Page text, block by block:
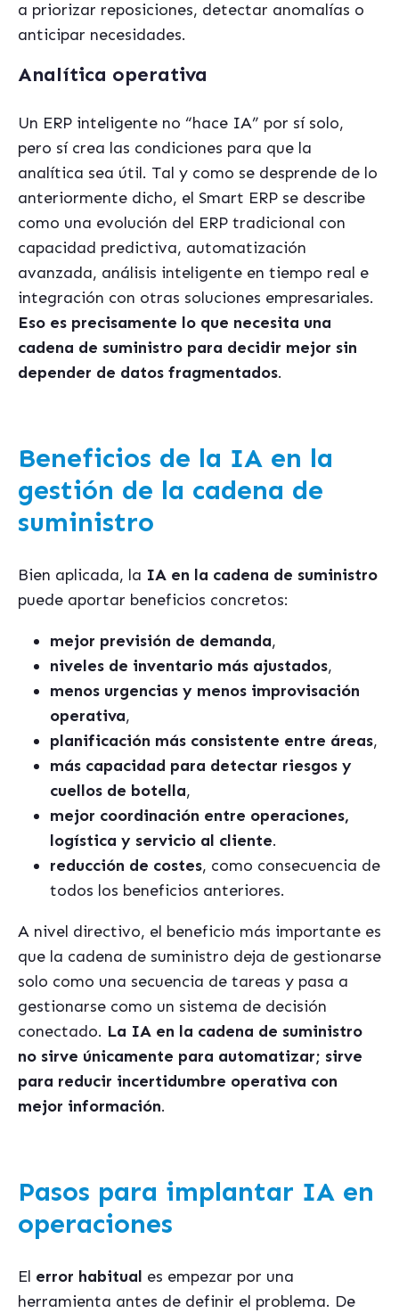
a priorizar reposiciones, detectar anomalías o
anticipar necesidades.
Analítica operativa
Un ERP inteligente no “hace IA” por sí solo,
pero sí crea las condiciones para que la
analítica sea útil. Tal y como se desprende de lo
anteriormente dicho, el Smart ERP se describe
como una evolución del ERP tradicional con
capacidad predictiva, automatización
avanzada, análisis inteligente en tiempo real e
integración con otras soluciones empresariales.
Eso es precisamente lo que necesita una
cadena de suministro para decidir mejor sin
depender de datos fragmentados.
Beneficios de la IA en la
gestión de la cadena de
suministro
Bien aplicada, la IA en la cadena de suministro
puede aportar beneficios concretos:
mejor previsión de demanda,
niveles de inventario más ajustados,
menos urgencias y menos improvisación
operativa,
planificación más consistente entre áreas,
más capacidad para detectar riesgos y
cuellos de botella,
mejor coordinación entre operaciones,
logística y servicio al cliente.
reducción de costes, como consecuencia de
todos los beneficios anteriores.
A nivel directivo, el beneficio más importante es
que la cadena de suministro deja de gestionarse
solo como una secuencia de tareas y pasa a
gestionarse como un sistema de decisión
conectado. La IA en la cadena de suministro
no sirve únicamente para automatizar; sirve
para reducir incertidumbre operativa con
mejor información.
Pasos para implantar IA en
operaciones
El error habitual es empezar por una
herramienta antes de definir el problema. De